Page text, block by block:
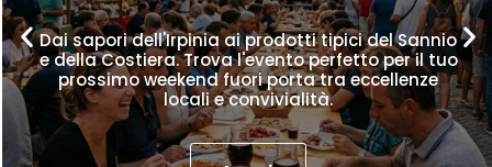
Dai sapori dell'Irpinia ai prodotti tipici del Sannio
e della Costiera. Trova l'evento perfetto per il tuo
prossimo weekend fuori porta tra eccellenze
locali e convivialità.